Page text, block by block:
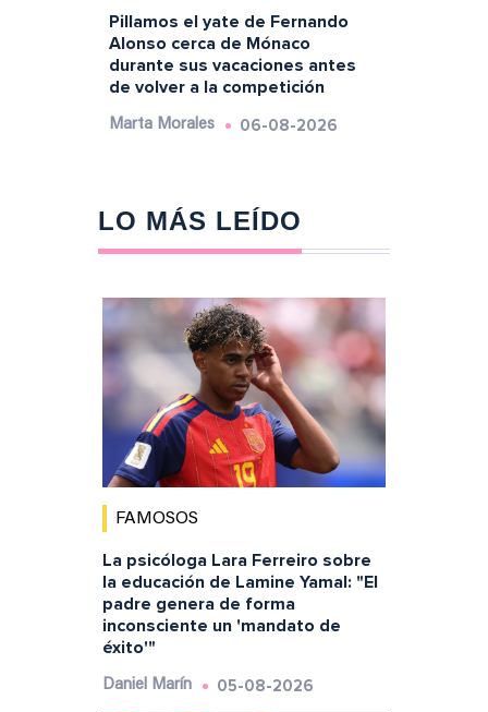
Pillamos el yate de Fernando
Alonso cerca de Mónaco
durante sus vacaciones antes
de volver a la competición
Marta Morales 06-08-2026
LO MÁS LEÍDO
FAMOSOS
La psicóloga Lara Ferreiro sobre
la educación de Lamine Yamal: "El
padre genera de forma
inconsciente un 'mandato de
éxito'"
Daniel Marín 05-08-2026